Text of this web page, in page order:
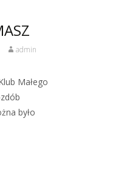
admin
Małego
było